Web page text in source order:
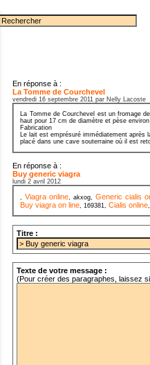
En réponse à :
La Tomme de Courchevel
vendredi 16 septembre 2011 par Nelly Lacoste
La Tomme de Courchevel est un fromage
haut pour 17 cm de diamètre et pèse
Fabrication
Le lait est emprésuré immédiatement
placé dans une cave souterraine où il est
En réponse à :
Buy generic viagra
lundi 2 avril 2012
,Viagra online, akxog,Generic cialis
Buy viagra on line, 169381,Cialis online
Titre :
Texte de votre message :
(Pour créer des paragraphes, laissez